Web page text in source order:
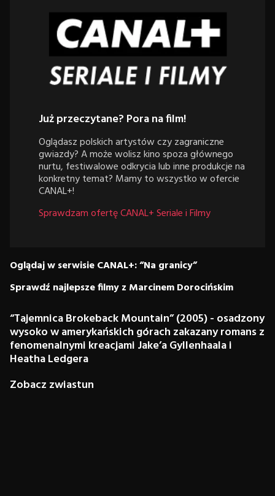
Już przeczytane? Pora na film!
Oglądasz polskich artystów czy zagraniczne
gwiazdy? A może wolisz kino spoza głównego
nurtu, festiwalowe odkrycia lub inne produkcje na
konkretny temat? Mamy to wszystko w ofercie
CANAL+!
Sprawdzam ofertę CANAL+ Seriale i Filmy
Oglądaj w serwisie CANAL+: “Na granicy”
Sprawdź najlepsze filmy z Marcinem Dorocińskim
“Tajemnica Brokeback Mountain” (2005) - osadzony
wysoko w amerykańskich górach zakazany romans z
fenomenalnymi kreacjami Jake’a Gyllenhaala i
Heatha Ledgera
Zobacz zwiastun